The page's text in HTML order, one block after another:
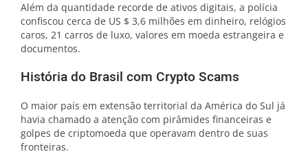
Além da quantidade recorde de ativos digitais, a polícia
confiscou cerca de US $ 3,6 milhões em dinheiro, relógios
caros, 21 carros de luxo, valores em moeda estrangeira e
documentos.
História do Brasil com Crypto Scams
O maior país em extensão territorial da América do Sul já
havia chamado a atenção com pirâmides financeiras e
golpes de criptomoeda que operavam dentro de suas
fronteiras.